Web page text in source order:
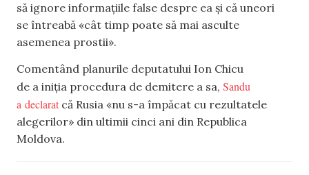
să ignore informațiile false despre ea și că uneori
se întreabă «cât timp poate să mai asculte
asemenea prostii».
Comentând planurile deputatului Ion Chicu
de a iniția procedura de demitere a sa, Sandu
a declarat că Rusia «nu s-a împăcat cu rezultatele
alegerilor» din ultimii cinci ani din Republica
Moldova.